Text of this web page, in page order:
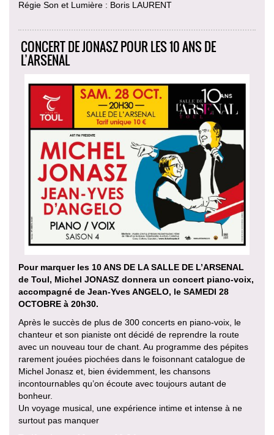
Régie Son et Lumière : Boris LAURENT
CONCERT DE JONASZ POUR LES 10 ANS DE
L’ARSENAL
Pour marquer les 10 ANS DE LA SALLE DE L’ARSENAL
de Toul, Michel JONASZ donnera un concert piano-voix,
accompagné de Jean-Yves ANGELO, le SAMEDI 28
OCTOBRE à 20h30.
Après le succès de plus de 300 concerts en piano-voix, le
chanteur et son pianiste ont décidé de reprendre la route
avec un nouveau tour de chant. Au programme des pépites
rarement jouées piochées dans le foisonnant catalogue de
Michel Jonasz et, bien évidemment, les chansons
incontournables qu’on écoute avec toujours autant de
bonheur.
Un voyage musical, une expérience intime et intense à ne
surtout pas manquer